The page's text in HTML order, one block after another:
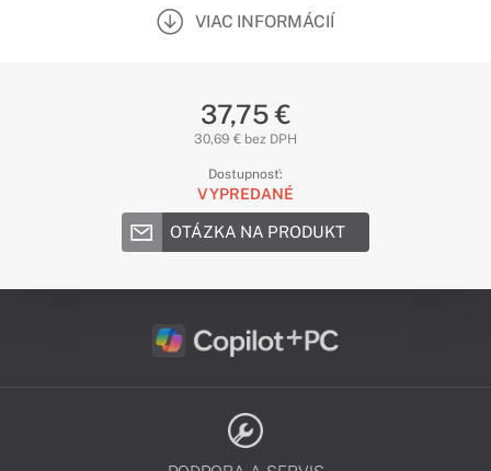
VIAC INFORMÁCIÍ
37,75 €
30,69 € bez DPH
Dostupnosť:
VYPREDANÉ
OTÁZKA NA PRODUKT